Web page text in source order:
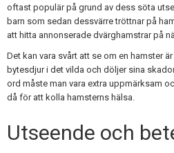
oftast populär på grund av dess söta
barn som sedan dessvärre tröttnar på
att hitta annonserade dvärghamstrar på
Det kan vara svårt att se om en hamster
bytesdjur i det vilda och döljer sina
ord måste man vara extra uppmärksam
då för att kolla hamsterns hälsa.
Utseende och